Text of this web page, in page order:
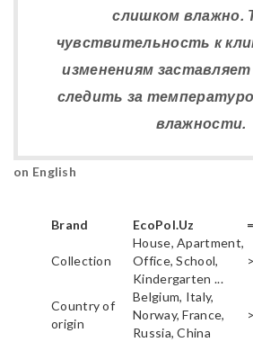
слишком влажно.
чувствительность к
изменениям
следить за
влажности.
on English
Brand EcoPol.Uz
Collection
House, Apartment,
Office, School,
Kindergarten ...
Country of
origin
Belgium, Italy,
Norway, France,
Russia, China